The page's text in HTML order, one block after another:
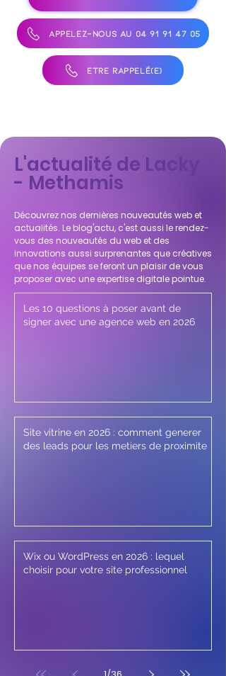
APPELEZ-NOUS AU 04 91 91 47 05
ÊTRE RAPPELÉ(E)
L'actualité de Lacky
- Methamis
Découvrez nos dernières nouveautés web et
actualités. Le blog'actu, c'est aussi le rendez-
vous des nouveautés du web et des
innovations aussi surprenantes que créatives
que nos équipes se feront un plaisir de vous
proposer avec une expertise digitale pointue.
Les 10 questions à poser avant de
signer avec une agence web en 2026
Site vitrine en 2026 : comment generer
des leads pour les metiers de proximite
Wix ou WordPress en 2026 : lequel
choisir pour votre site professionnel